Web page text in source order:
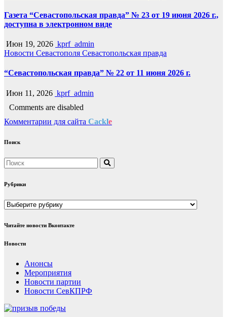
Газета “Севастопольская правда” № 23 от 19 июня 2026 г.,
доступна в электронном виде
Июн 19, 2026 kprf_admin
Новости Севастополя Севастопольская правда
“Севастопольская правда” № 22 от 11 июня 2026 г.
Июн 11, 2026 kprf_admin
Comments are disabled
Комментарии для сайта Cackle
Поиск
Рубрики
Рубрики
Читайте новости Вконтакте
Новости
Анонсы
Мероприятия
Новости партии
Новости СевКПРФ